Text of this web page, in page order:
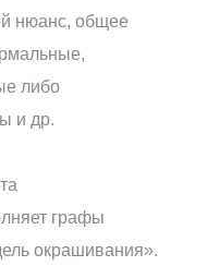
нюанс, общее
либо
и др.
графы
окрашивания».